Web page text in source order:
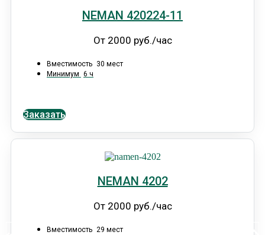
NEMAN 420224-11
От 2000 руб./час
Вместимость 30 мест
Минимум 6 ч
Заказать
NEMAN 4202
От 2000 руб./час
Вместимость 29 мест